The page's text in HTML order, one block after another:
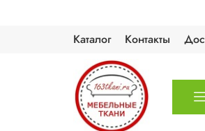
Каталог Контакты